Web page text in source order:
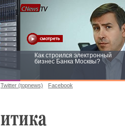
Как строился электронный
бизнес Банка Москвы?
Twitter (topnews) Facebook